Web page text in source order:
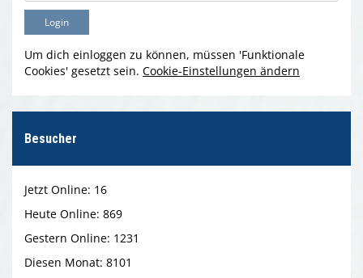
Um dich einloggen zu können, müssen 'Funktionale
Cookies' gesetzt sein. Cookie-Einstellungen ändern
Besucher
Jetzt Online: 16
Heute Online: 869
Gestern Online: 1231
Diesen Monat: 8101